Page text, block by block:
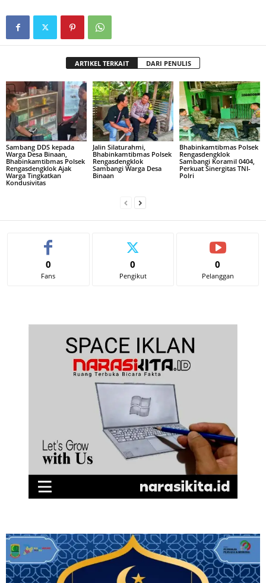
ARTIKEL TERKAIT DARI PENULIS
Sambang DDS kepada
Warga Desa Binaan,
Bhabinkamtibmas Polsek
Rengasdengklok Ajak
Warga Tingkatkan
Kondusivitas
Jalin Silaturahmi,
Bhabinkamtibmas Polsek
Rengasdengklok
Sambangi Warga Desa
Binaan
Bhabinkamtibmas Polsek
Rengasdengklok
Sambangi Koramil 0404,
Perkuat Sinergitas TNI-
Polri
0
Fans
0
Pengikut
0
Pelanggan